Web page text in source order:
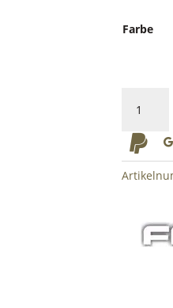
Farbe
ARC
Helmet
Mount
for
Headset
Menge
